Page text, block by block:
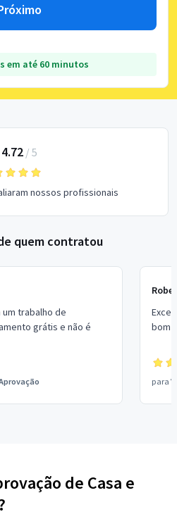
em até 60 minutos
4.72/ 5
nossos profissionais
quem contratou
trabalho de
grátis e não é
bom
para
de Casa e